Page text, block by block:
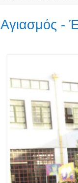
Αγιασμός -